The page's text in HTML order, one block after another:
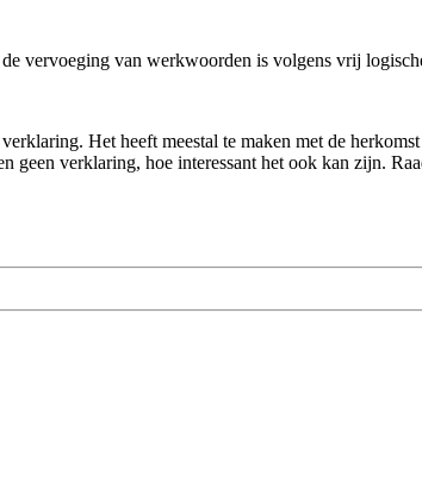
vervoeging van werkwoorden is volgens vrij
Het heeft meestal te maken met de
verklaring, hoe interessant het ook kan zijn.